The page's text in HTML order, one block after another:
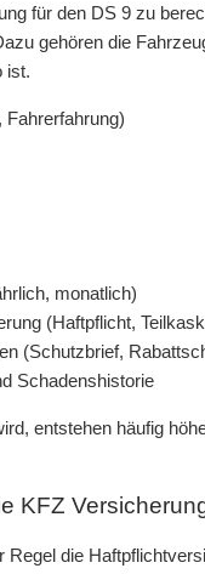
für den DS 9 zu
gehören die
ist.
Fahrerfahrung)
monatlich)
(Haftpflicht,
(Schutzbrief,
Schadenshistorie
entstehen häufig
KFZ
die